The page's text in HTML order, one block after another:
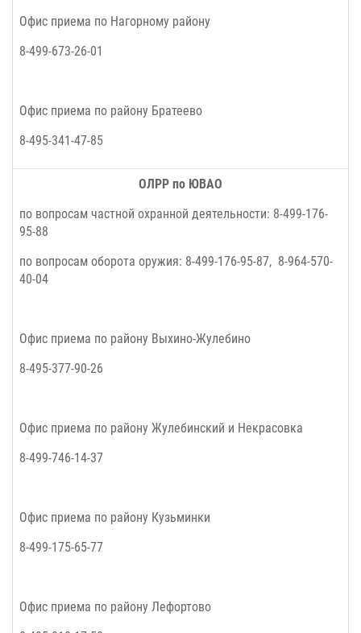
Офис приема по Нагорному району
8-499-673-26-01
Офис приема по району Братеево
8-495-341-47-85
ОЛРР по ЮВАО
по вопросам частной охранной деятельности: 8-499-176-
95-88
по вопросам оборота оружия: 8-499-176-95-87, 8-964-570-
40-04
Офис приема по району Выхино-Жулебино
8-495-377-90-26
Офис приема по району Жулебинский и Некрасовка
8-499-746-14-37
Офис приема по району Кузьминки
8-499-175-65-77
Офис приема по району Лефортово